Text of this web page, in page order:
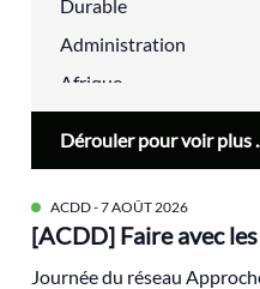
ACDD- 7 AOÛT 2026
[ACDD] Faire avec
Journée du réseau
Durable
Administration
Afrique
Alain Lipietz
Alimentation
Alsace
alternatives
Dérouler pour voir plus